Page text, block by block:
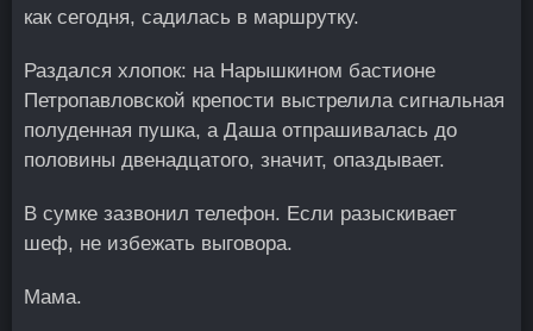
как сегодня, садилась в маршрутку.
Раздался хлопок: на Нарышкином бастионе
Петропавловской крепости выстрелила сигнальная
полуденная пушка, а Даша отпрашивалась до
половины двенадцатого, значит, опаздывает.
В сумке зазвонил телефон. Если разыскивает
шеф, не избежать выговора.
Мама.